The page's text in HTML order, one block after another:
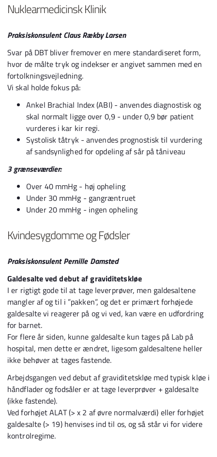
Nuklearmedicinsk Klinik
Praksiskonsulent Claus Rækby Larsen
Svar på DBT bliver fremover en mere standardiseret form,
hvor de målte tryk og indekser er angivet sammen med en
fortolkningsvejledning.
Vi skal holde fokus på:
Ankel Brachial Index (ABI) - anvendes diagnostisk og
skal normalt ligge over 0,9 - under 0,9 bør patient
vurderes i kar kir regi.
Systolisk tåtryk - anvendes prognostisk til vurdering
af sandsynlighed for opdeling af sår på tåniveau
3 grænseværdier:
Over 40 mmHg - høj opheling
Under 30 mmHg - gangræntruet
Under 20 mmHg - ingen opheling
Kvindesygdomme og Fødsler
Praksiskonsulent Pernille Damsted
Galdesalte ved debut af graviditetskløe
I er rigtigt gode til at tage leverprøver, men galdesaltene
mangler af og til i ”pakken”, og det er primært forhøjede
galdesalte vi reagerer på og vi ved, kan være en udfordring
for barnet.
For flere år siden, kunne galdesalte kun tages på Lab på
hospital, men dette er ændret, ligesom galdesaltene heller
ikke behøver at tages fastende.
Arbejdsgangen ved debut af graviditetskløe med typisk kløe i
håndflader og fodsåler er at tage leverprøver + galdesalte
(ikke fastende).
Ved forhøjet ALAT (> x 2 af øvre normalværdi) eller forhøjet
galdesalte (> 19) henvises ind til os, og så står vi for videre
kontrolregime.